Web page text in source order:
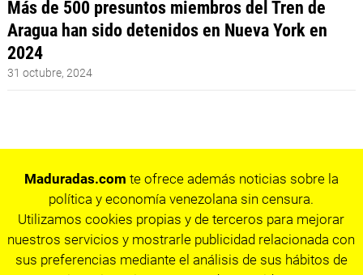
Más de 500 presuntos miembros del Tren de
Aragua han sido detenidos en Nueva York en
2024
31 octubre, 2024
Maduradas.com te ofrece además noticias sobre la
política y economía venezolana sin censura.
Utilizamos cookies propias y de terceros para mejorar
nuestros servicios y mostrarle publicidad relacionada con
sus preferencias mediante el análisis de sus hábitos de